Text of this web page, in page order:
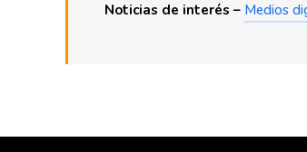
Noticias de interés – Medios